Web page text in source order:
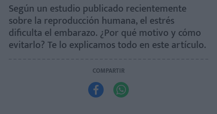
Según un estudio publicado recientemente
sobre la reproducción humana, el estrés
dificulta el embarazo. ¿Por qué motivo y cómo
evitarlo? Te lo explicamos todo en este artículo.
COMPARTIR
 